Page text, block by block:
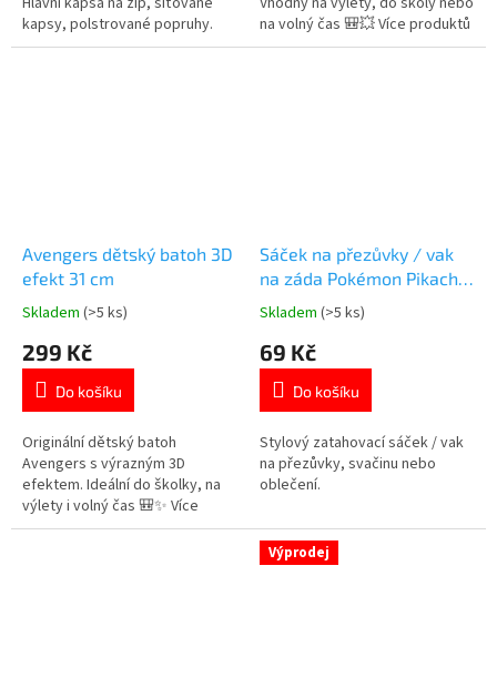
kapsy, polstrované popruhy.
Rozměry 26×31×11 cm. Více
na volný čas 🎒💥 Více produktů
s motivem 👉 AVENGERS
Avengers dětský batoh 3D
efekt 31 cm
Průměrné
produktu
5,0
5
hvězdiček.
Skladem (>5 ks)
299 Kč
Do košíku
Originální dětský batoh
Avengers s výrazným 3D
efektem. Ideální do školky, na
výlety i volný čas 🎒✨ Více
produktů s
Sáček na přezůvky / vak
na záda Pokémon Pikachu
25x25 cm
Průměrné
produktu
5,0
5
hvězdiček.
Skladem (>5 ks)
69 Kč
Do košíku
Stylový zatahovací sáček / vak
na přezůvky, svačinu nebo
oblečení.
Výprodej